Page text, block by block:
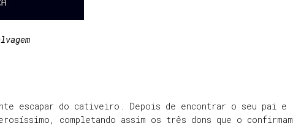
escapar do cativeiro. Depois de encontrar o seu pai e
completando assim os três dons que o confirmam